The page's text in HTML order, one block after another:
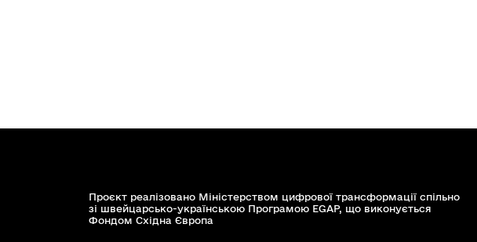
Проєкт реалізовано Міністерством цифрової трансформації спільно
зі швейцарсько-українською Програмою EGAP, що виконується
Фондом Східна Європа